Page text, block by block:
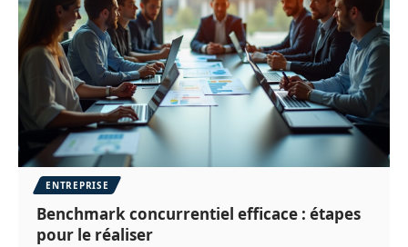
ENTREPRISE
Benchmark concurrentiel efficace : étapes
pour le réaliser